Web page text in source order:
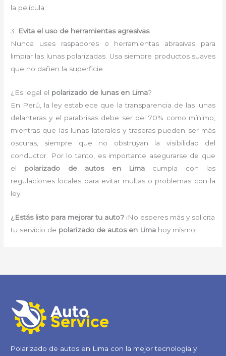
la película.
3. Evita el uso de herramientas agresivas
Nunca uses raspadores o herramientas abrasivas para
limpiar las lunas polarizadas. Usa siempre productos suaves
que no dañen la superficie.
¿Es legal el polarizado de lunas en Lima?
En Perú, la ley establece que la transparencia de las lunas
delanteras y el parabrisas debe ser del 70% como mínimo,
mientras que las lunas laterales y traseras pueden ser más
oscuras, siempre que no obstruyan la visibilidad del
conductor. Por lo tanto, es importante asegurarse de que
el polarizado de autos en Limacumpla con las
regulaciones locales para evitar multas o problemas con la
ley.
¿Estás listo para mejorar tu auto? ¡No esperes más y solicita
tu servicio de polarizado de autos en Lima hoy mismo!
Polarizado de autos en Lima con la mejor tecnología y